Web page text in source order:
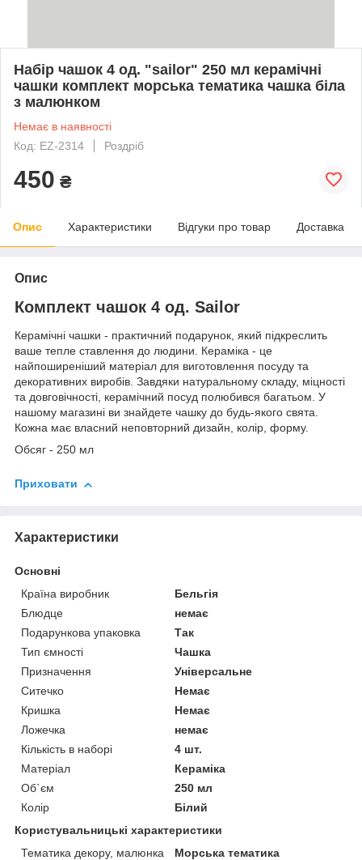
Набір чашок 4 од. "sailor" 250 мл керамічні
чашки комплект морська тематика чашка біла
з малюнком
Немає в наявності
Код: EZ-2314
Роздріб
450 ₴
Опис Характеристики Відгуки про товар Доставка
Опис
Комплект чашок 4 од. Sailor
Керамічні чашки - практичний подарунок, який підкреслить
ваше тепле ставлення до людини. Кераміка - це
найпоширеніший матеріал для виготовлення посуду та
декоративних виробів. Завдяки натуральному складу, міцності
та довговічності, керамічний посуд полюбився багатьом. У
нашому магазині ви знайдете чашку до будь-якого свята.
Кожна має власний неповторний дизайн, колір, форму.
Обсяг - 250 мл
Приховати
Характеристики
Основні
Країна виробник
Бельгія
Блюдце
немає
Подарункова упаковка
Так
Тип ємності
Чашка
Призначення
Універсальне
Ситечко
Немає
Кришка
Немає
Ложечка
немає
Кількість в наборі
4 шт.
Матеріал
Кераміка
Об`єм
250 мл
Колір
Білий
Користувальницькі характеристики
Тематика декору, малюнка
Морська тематика